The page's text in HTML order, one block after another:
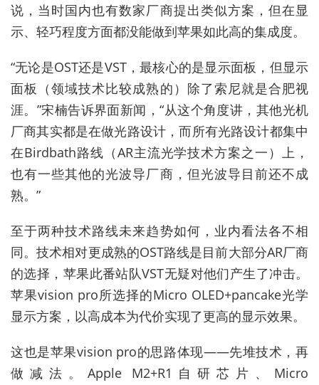
说，当时国内也有数家厂商提出类似方案，但在显
示、轻巧程度方面都没能做到苹果如此高的集成度。
“无论是OST还是VST，最核心的是显示面板，但显示
面板（领域技术比较成熟的）除了索尼就是合肥视
涯。”宋楠告诉界面新闻，“从这个角度讲，其他光机
厂商其实都是在做光路设计，而所有光路设计都集中
在Birdbath路线（AR主流光学技术方案之一）上，
也有一些其他的光波导厂商，但光波导目前还不成
熟。”
至于两种技术路线未来趋势如何，业内看法各不相
同。技术相对更成熟的OST路线是目前大部分AR厂商
的选择，苹果此番站队VST无疑对他们产生了冲击。
苹果vision pro所选择的Micro OLED+pancake光学
显示方案，以高成本为代价实现了更高的显示效果。
这也是苹果vision pro的思路体现——先堆技术，再
做减法。Apple M2+R1自研芯片、Micro